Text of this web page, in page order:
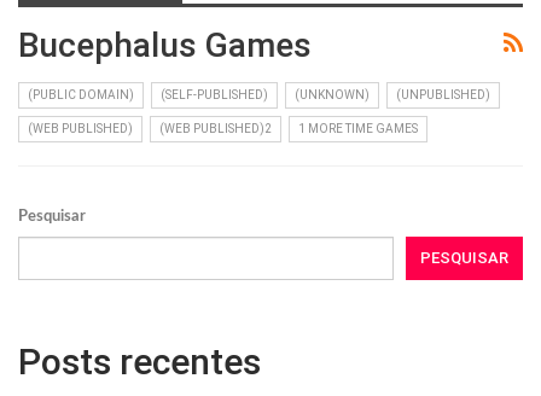
Bucephalus Games
(PUBLIC DOMAIN) (SELF-PUBLISHED) (UNKNOWN) (UNPUBLISHED)
(WEB PUBLISHED) (WEB PUBLISHED)2 1 MORE TIME GAMES
Pesquisar
PESQUISAR
Posts recentes